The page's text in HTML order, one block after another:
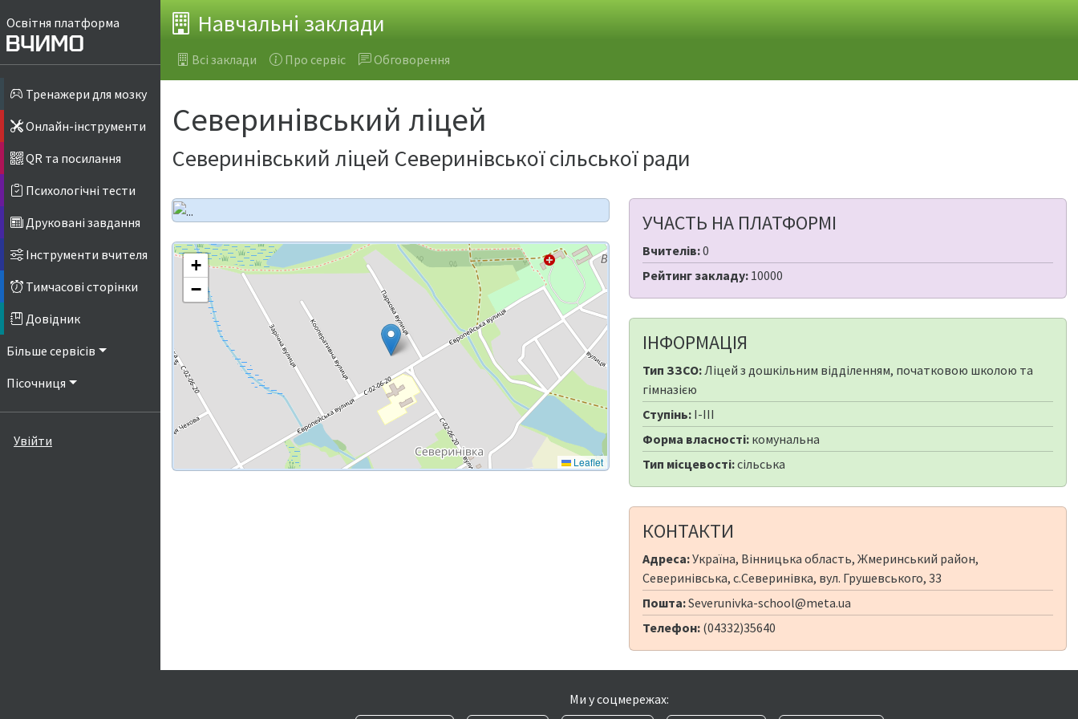
Освітня платформа
Тренажери для мозку
Онлайн-інструменти
QR та посилання
Психологічні тести
Друковані завдання
Інструменти вчителя
Тимчасові сторінки
Довідник
Більше сервісів
Пісочниця
Увійти
Навчальні заклади
Всі заклади Про сервіс Обговорення
Северинівський ліцей
Северинівський ліцей Северинівської сільської ради
+
−
Leaflet
УЧАСТЬ НА ПЛАТФОРМІ
Вчителів:0
Рейтинг закладу: 10000
ІНФОРМАЦІЯ
Тип ЗЗСО:Ліцей з дошкільним відділенням, початковою школою та
гімназією
Ступінь: I-III
Форма власності: комунальна
Тип місцевості:сільська
КОНТАКТИ
Адреса:Україна, Вінницька область, Жмеринський район,
Северинівська, с.Северинівка, вул. Грушевського, 33
Пошта:Severunivka-school@meta.ua
Телефон: (04332)35640
Ми у соцмережах: